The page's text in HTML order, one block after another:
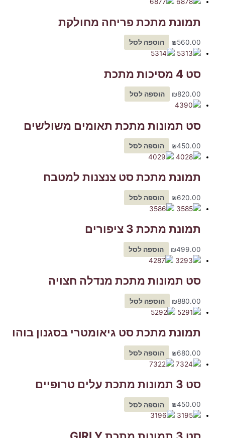
תמונת מתכת פריחה מחולקת
₪560.00 הוספה לסל
סט 4 מסיכות מתכת
₪820.00 הוספה לסל
סט תמונות מתכת תאומים משולשים
₪450.00 הוספה לסל
תמונת מתכת סט צנצנות למטבח
₪620.00 הוספה לסל
תמונת מתכת 3 ציפורים
₪499.00 הוספה לסל
סט תמונות מתכת מנדלה חצויה
₪880.00 הוספה לסל
תמונת מתכת סט גיאומטרי בסגנון בוהו
₪680.00 הוספה לסל
סט 3 תמונות מתכת עלים טרופיים
₪450.00 הוספה לסל